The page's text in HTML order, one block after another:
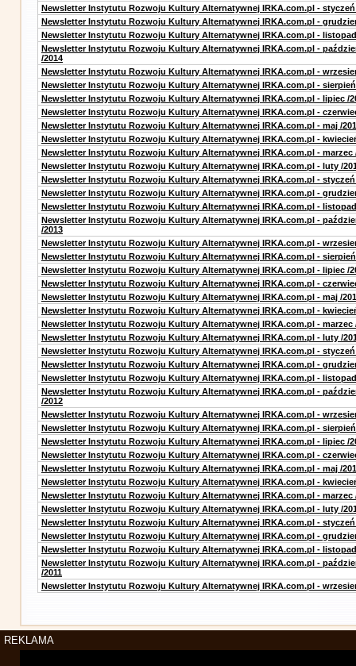
Newsletter Instytutu Rozwoju Kultury Alternatywnej IRKA.com.pl - styczeń
Newsletter Instytutu Rozwoju Kultury Alternatywnej IRKA.com.pl -
Newsletter Instytutu Rozwoju Kultury Alternatywnej IRKA.com.pl - listopad
Newsletter Instytutu Rozwoju Kultury Alternatywnej IRKA.com.pl -
/2014
Newsletter Instytutu Rozwoju Kultury Alternatywnej IRKA.com.pl -
Newsletter Instytutu Rozwoju Kultury Alternatywnej IRKA.com.pl - sierpień
Newsletter Instytutu Rozwoju Kultury Alternatywnej IRKA.com.pl - lipiec /
Newsletter Instytutu Rozwoju Kultury Alternatywnej IRKA.com.pl -
Newsletter Instytutu Rozwoju Kultury Alternatywnej IRKA.com.pl - maj /
Newsletter Instytutu Rozwoju Kultury Alternatywnej IRKA.com.pl -
Newsletter Instytutu Rozwoju Kultury Alternatywnej IRKA.com.pl - marzec
Newsletter Instytutu Rozwoju Kultury Alternatywnej IRKA.com.pl - luty /
Newsletter Instytutu Rozwoju Kultury Alternatywnej IRKA.com.pl - styczeń
Newsletter Instytutu Rozwoju Kultury Alternatywnej IRKA.com.pl -
Newsletter Instytutu Rozwoju Kultury Alternatywnej IRKA.com.pl - listopad
Newsletter Instytutu Rozwoju Kultury Alternatywnej IRKA.com.pl -
/2013
Newsletter Instytutu Rozwoju Kultury Alternatywnej IRKA.com.pl -
Newsletter Instytutu Rozwoju Kultury Alternatywnej IRKA.com.pl - sierpień
Newsletter Instytutu Rozwoju Kultury Alternatywnej IRKA.com.pl - lipiec /
Newsletter Instytutu Rozwoju Kultury Alternatywnej IRKA.com.pl -
Newsletter Instytutu Rozwoju Kultury Alternatywnej IRKA.com.pl - maj /
Newsletter Instytutu Rozwoju Kultury Alternatywnej IRKA.com.pl -
Newsletter Instytutu Rozwoju Kultury Alternatywnej IRKA.com.pl - marzec
Newsletter Instytutu Rozwoju Kultury Alternatywnej IRKA.com.pl - luty /
Newsletter Instytutu Rozwoju Kultury Alternatywnej IRKA.com.pl - styczeń
Newsletter Instytutu Rozwoju Kultury Alternatywnej IRKA.com.pl -
Newsletter Instytutu Rozwoju Kultury Alternatywnej IRKA.com.pl - listopad
Newsletter Instytutu Rozwoju Kultury Alternatywnej IRKA.com.pl -
/2012
Newsletter Instytutu Rozwoju Kultury Alternatywnej IRKA.com.pl -
Newsletter Instytutu Rozwoju Kultury Alternatywnej IRKA.com.pl - sierpień
Newsletter Instytutu Rozwoju Kultury Alternatywnej IRKA.com.pl - lipiec /
Newsletter Instytutu Rozwoju Kultury Alternatywnej IRKA.com.pl -
Newsletter Instytutu Rozwoju Kultury Alternatywnej IRKA.com.pl - maj /
Newsletter Instytutu Rozwoju Kultury Alternatywnej IRKA.com.pl -
Newsletter Instytutu Rozwoju Kultury Alternatywnej IRKA.com.pl - marzec
Newsletter Instytutu Rozwoju Kultury Alternatywnej IRKA.com.pl - luty /
Newsletter Instytutu Rozwoju Kultury Alternatywnej IRKA.com.pl - styczeń
Newsletter Instytutu Rozwoju Kultury Alternatywnej IRKA.com.pl -
Newsletter Instytutu Rozwoju Kultury Alternatywnej IRKA.com.pl - listopad
Newsletter Instytutu Rozwoju Kultury Alternatywnej IRKA.com.pl -
/2011
Newsletter Instytutu Rozwoju Kultury Alternatywnej IRKA.com.pl -
REKLAMA